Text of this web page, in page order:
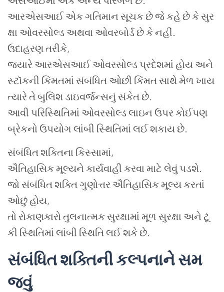
આરએસઆઈ એક ગતિમાન સૂચક છે જે કહે છે કે સુર
ક્ષા ઓવરસોલ્ડ અથવા ઓવરબોર્ડ છે કે નહીં.
ઉદાહરણ તરીકે,
જ્યારે આરએસઆઈ ઓવરસોલ્ડ પ્રદેશમાં હોય અને
સ્ટૉકની કિંમતમાં સંબંધિત ઓછી કિંમત સાથે મેળ ખાય
ત્યારે તે બુલિશ ડાઇવર્જન્સનું સંકેત છે.
આવી પરિસ્થિતિમાં ઓવરસોલ્ડ લાઇન ઉપર કોઈપણ
બ્રેકનો ઉપયોગ લાંબી સ્થિતિમાં લઈ શકાય છે.
સંબંધિત શક્તિના કિસ્સામાં,
ઐતિહાસિક મૂલ્યને કાર્યવાહી કરવા માટે લેવું પડશે.
જો સંબંધિત શક્તિ ગુણોત્તર ઐતિહાસિક મૂલ્ય કરતાં
ઓછું હોય,
તો રોકાણકારો તુલનાત્મક સુરક્ષામાં મૂળ સુરક્ષા અને ટૂં
કી સ્થિતિમાં લાંબી સ્થિતિ લઈ શકે છે.
સંબંધિતશક્તિનીકલ્પનાનેસમ
જવું